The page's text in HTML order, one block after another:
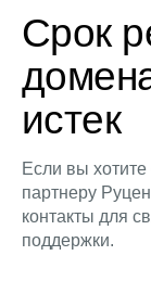
Срок
истек
Если вы
партнеру
контакты для
поддержки.